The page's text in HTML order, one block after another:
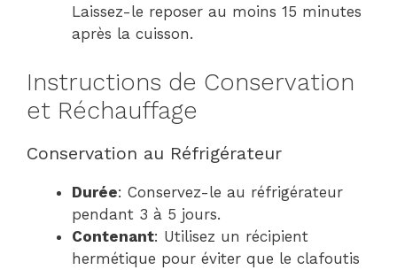
Laissez-le reposer au moins 15 minutes
après la cuisson.
Instructions de Conservation
et Réchauffage
Conservation au Réfrigérateur
Durée: Conservez-le au réfrigérateur
pendant 3 à 5 jours.
Contenant: Utilisez un récipient
hermétique pour éviter que le clafoutis